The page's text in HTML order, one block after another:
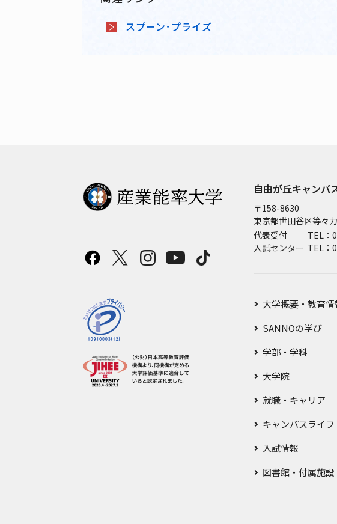
スプーン･プライズ
自由が丘キャンパ
〒158-8630
東京都世田谷区等々
代表受付
TEL：
入試センター TEL：
大学概要・教育情
SANNOの学び
学部・学科
大学院
就職・キャリア
キャンパスライフ
入試情報
図書館・付属施設